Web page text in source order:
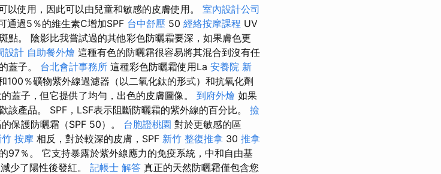
以使用，因此可以由兒童和敏感的皮膚使用。 室內設計公司
通過5％的維生素C增加SPF 台中舒壓 50 經絡按摩課程 UV
點。 陰影比我嘗試過的其他彩色防曬霜要深，如果膚色更
設計 自助餐外燴 這種有色的防曬霜很容易將其混合到沒有任
蓋子。 台北會計事務所 這種彩色防曬霜使用La 安養院 新
100％礦物紫外線過濾器（以二氧化鈦的形式）和抗氧化劑
蓋子，但它提供了均勻，出色的皮膚圖像。 到府外燴 如果
產品。 SPF，LSF表示阻斷防曬霜的紫外線的百分比。 撿
保護防曬霜（SPF 50）。 台胞證桃園 對於更敏感的區
竹 按摩 相反，對於較深的皮膚，SPF 新竹 整復推拿 30 推拿
97％。 它支持暴露於紫外線應力的免疫系統，中和自由基
少了陽性後發紅。 記帳士 解答 真正的天然防曬霜僅包含您